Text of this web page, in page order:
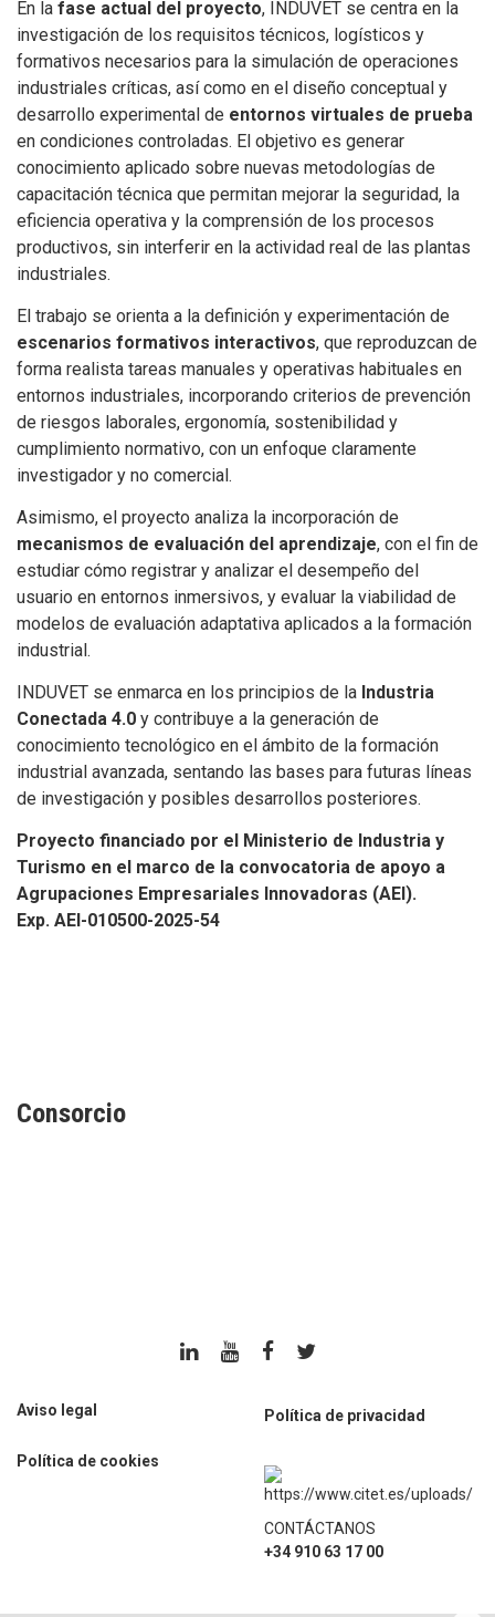
En la fase actual del proyecto, INDUVET se centra en la
investigación de los requisitos técnicos, logísticos y
formativos necesarios para la simulación de operaciones
industriales críticas, así como en el diseño conceptual y
desarrollo experimental de entornos virtuales de prueba
en condiciones controladas. El objetivo es generar
conocimiento aplicado sobre nuevas metodologías de
capacitación técnica que permitan mejorar la seguridad, la
eficiencia operativa y la comprensión de los procesos
productivos, sin interferir en la actividad real de las plantas
industriales.
El trabajo se orienta a la definición y experimentación de
escenarios formativos interactivos, que reproduzcan de
forma realista tareas manuales y operativas habituales en
entornos industriales, incorporando criterios de prevención
de riesgos laborales, ergonomía, sostenibilidad y
cumplimiento normativo, con un enfoque claramente
investigador y no comercial.
Asimismo, el proyecto analiza la incorporación de
mecanismos de evaluación del aprendizaje, con el fin de
estudiar cómo registrar y analizar el desempeño del
usuario en entornos inmersivos, y evaluar la viabilidad de
modelos de evaluación adaptativa aplicados a la formación
industrial.
INDUVET se enmarca en los principios de la Industria
Conectada 4.0 y contribuye a la generación de
conocimiento tecnológico en el ámbito de la formación
industrial avanzada, sentando las bases para futuras líneas
de investigación y posibles desarrollos posteriores.
Proyecto financiado por el Ministerio de Industria y
Turismo en el marco de la convocatoria de apoyo a
Agrupaciones Empresariales Innovadoras (AEI).
Exp. AEI-010500-2025-54
Consorcio
Aviso legal Política de privacidad
Política de cookies
CONTÁCTANOS
+34 910 63 17 00